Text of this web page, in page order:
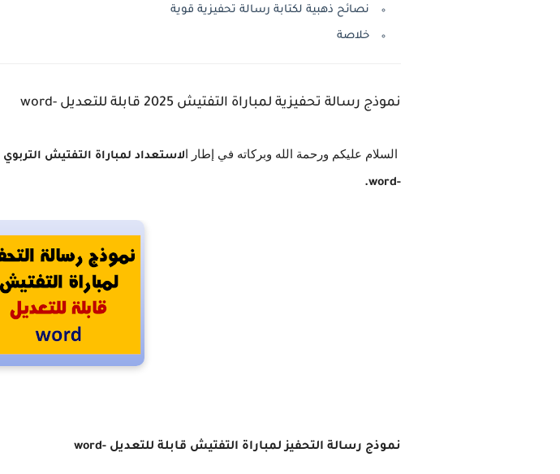
نصائح ذهبية لكتابة رسالة تحفيزية قوية
خلاصة
نموذج رسالة تحفيزية لمباراة التفتيش 2025 قابلة للتعديل -word
السلام عليكم ورحمة الله وبركاته في إطار الاستعداد لمباراة التفتيش التربوي
-word.
نموذج رسالة التحفيز لمباراة التفتيش قابلة للتعديل -word